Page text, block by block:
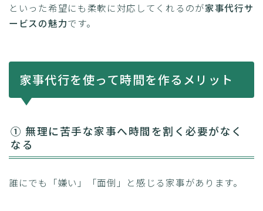
といった希望にも柔軟に対応してくれるのが家事代行サ
ービスの魅力です。
家事代行を使って時間を作るメリット
① 無理に苦手な家事へ時間を割く必要がなく
なる
誰にでも「嫌い」「面倒」と感じる家事があります。